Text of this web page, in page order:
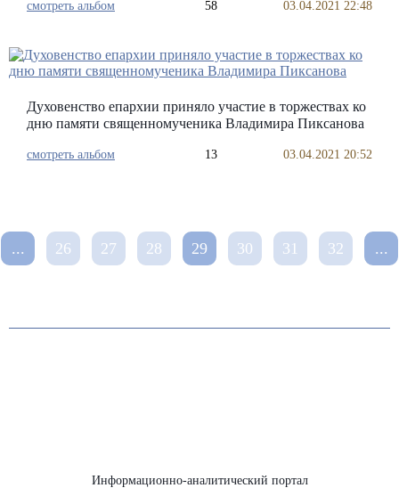
смотреть альбом 58 03.04.2021 22:48
Духовенство епархии приняло участие в торжествах ко
дню памяти священномученика Владимира Пиксанова
смотреть альбом 13 03.04.2021 20:52
... 26 27 28 29 30 31 32 ...
Информационно-аналитический портал